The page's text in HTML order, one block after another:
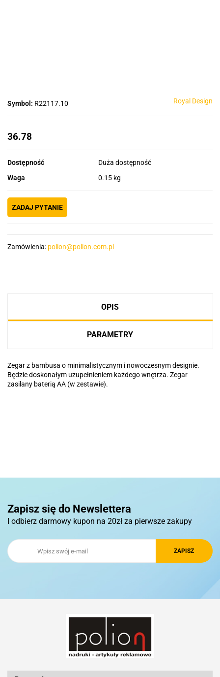
Symbol: R22117.10 Royal Design
36.78
Dostępność
Duża dostępność
Waga
0.15 kg
ZADAJ PYTANIE
Zamówienia: polion@polion.com.pl
OPIS
PARAMETRY
Zegar z bambusa o minimalistycznym i nowoczesnym designie.
Będzie doskonałym uzupełnieniem każdego wnętrza. Zegar
zasilany baterią AA (w zestawie).
Royal Design
Silicon Power
Zapisz się do Newslettera
I odbierz darmowy kupon na 20zł za pierwsze zakupy